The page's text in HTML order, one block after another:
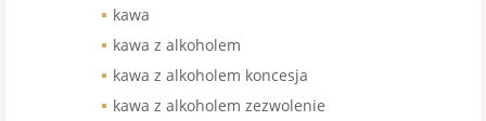
kawa
kawa z alkoholem
kawa z alkoholem koncesja
kawa z alkoholem zezwolenie